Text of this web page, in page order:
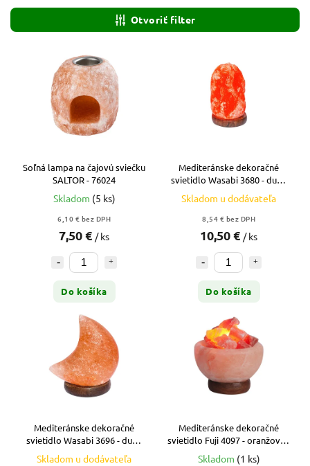
Najlacnejšie
Najdrahšie
Abecedne
Otvoriť filter
Soľná lampa na čajovú sviečku
SALTOR - 76024
Skladom (5 ks)
6,10 € bez DPH
7,50 € / ks
Do košíka
Mediteránske dekoračné
svietidlo Wasabi 3680 - dub -
oranžová
Skladom u dodávateľa
8,54 € bez DPH
10,50 € / ks
Do košíka
Mediteránske dekoračné
svietidlo Wasabi 3696 - dub -
oranžová
Skladom u dodávateľa
Mediteránske dekoračné
svietidlo Fuji 4097 - oranžová -
červená-oranžová
Skladom (1 ks)